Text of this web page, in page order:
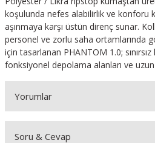
koşulunda nefes alabilirlik ve konforu
aşınmaya karşı üstün direnç sunar.
personel ve zorlu saha ortamlarında
için tasarlanan PHANTOM 1.0;
fonksiyonel depolama alanları ve
Yorumlar
Soru & Cevap